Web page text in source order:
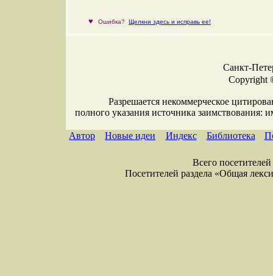
♥ Ошибка? Щелкни здесь и исправь ее!
Санкт-
Copyright
Разрешается некоммерческое
полного указания источника заимствования:
Автор Новые идеи Индекс Библиотека
Всего
Посетителей раздела «Общая